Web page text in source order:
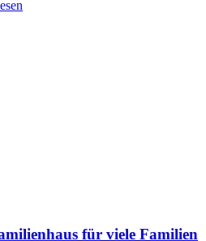
für viele Familien